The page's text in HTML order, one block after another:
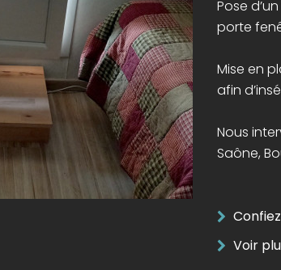
Pose
porte
Mise en
afin
Nous
Saône,
Voir